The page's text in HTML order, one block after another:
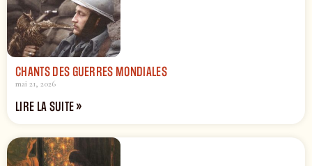
CHANTS DES GUERRES MONDIALES
mai 21, 2026
LIRE LA SUITE »